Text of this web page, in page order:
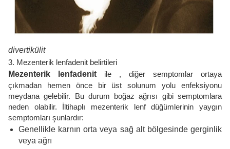
divertikülit
3. Mezenterik lenfadenit belirtileri
Mezenterik lenfadenit ile , diğer semptomlar ortaya
çıkmadan hemen önce bir üst solunum yolu enfeksiyonu
meydana gelebilir. Bu durum boğaz ağrısı gibi semptomlara
neden olabilir. İltihaplı mezenterik lenf düğümlerinin yaygın
semptomları şunlardır:
Genellikle karnın orta veya sağ alt bölgesinde gerginlik
veya ağrı